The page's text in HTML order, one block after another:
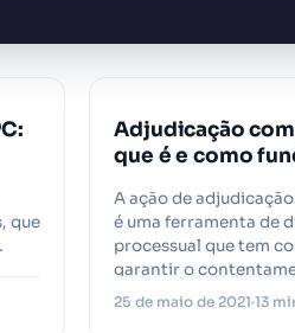
que
Adjudicação
que é e como
A ação de
é uma ferramenta de
processual que tem
garantir o
real ou…
25 de maio de 2021 13